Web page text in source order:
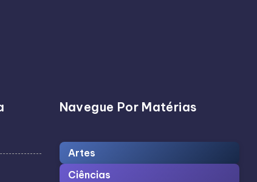
Navegue Por Matérias
Artes
Ciências